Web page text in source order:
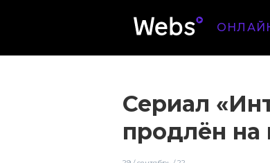
Сериал
продлён на